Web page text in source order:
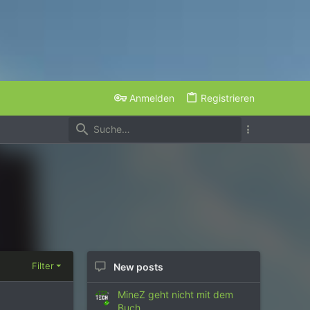
Anmelden Registrieren
Filter New posts
MineZ geht nicht mit dem